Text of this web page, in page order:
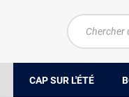
CAP SUR L'ÉTÉ